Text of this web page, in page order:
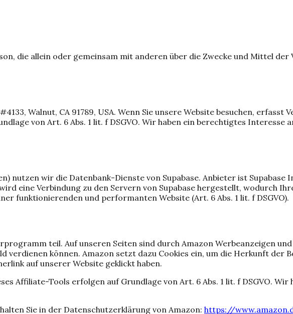
die allein oder gemeinsam mit anderen über die Zwecke und Mittel der
Walnut, CA 91789, USA. Wenn Sie unsere Website besuchen, erfasst
von Art. 6 Abs. 1 lit. f DSGVO. Wir haben ein berechtigtes Interesse
wir die Datenbank-Dienste von Supabase. Anbieter ist Supabase
eine Verbindung zu den Servern von Supabase hergestellt, wodurch
funktionierenden und performanten Website (Art. 6 Abs. 1 lit. f DSGVO).
teil. Auf unseren Seiten sind durch Amazon Werbeanzeigen
verdienen können. Amazon setzt dazu Cookies ein, um die Herkunft der
auf unserer Website geklickt haben.
Affiliate-Tools erfolgen auf Grundlage von Art. 6 Abs. 1 lit. f DSGVO.
Sie in der Datenschutzerklärung von Amazon: https://